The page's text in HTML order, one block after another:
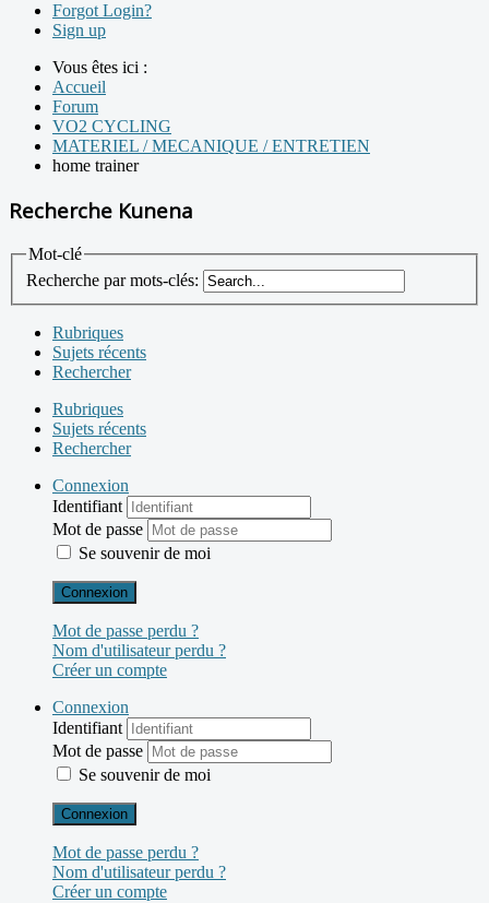
Forgot Login?
Sign up
Vous êtes ici :
Accueil
Forum
VO2 CYCLING
MATERIEL / MECANIQUE / ENTRETIEN
home trainer
Recherche Kunena
Mot-clé
Recherche par mots-clés:
Rubriques
Sujets récents
Rechercher
Rubriques
Sujets récents
Rechercher
Connexion
Identifiant
Mot de passe
Se souvenir de moi
Connexion
Mot de passe perdu ?
Nom d'utilisateur perdu ?
Créer un compte
Connexion
Identifiant
Mot de passe
Se souvenir de moi
Connexion
Mot de passe perdu ?
Nom d'utilisateur perdu ?
Créer un compte